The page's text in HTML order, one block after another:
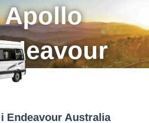
Apollo
(4 pers.)
Endeavour Australia